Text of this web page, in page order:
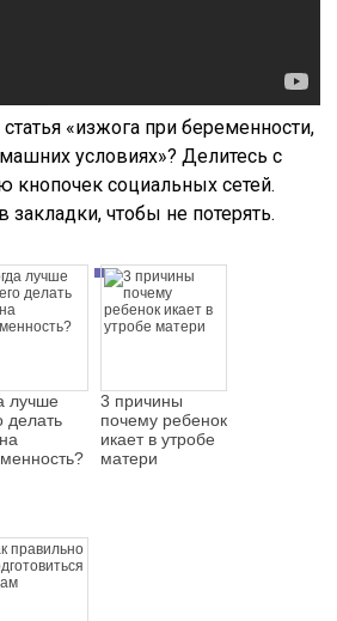
«изжога при беременности,
условиях»? Делитесь с
социальных сетей.
закладки, чтобы не потерять.
лучше
делать
3 причины
почему ребенок
икает в утробе
матери